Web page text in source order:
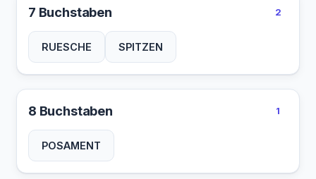
7 Buchstaben 2
RUESCHE SPITZEN
8 Buchstaben 1
POSAMENT